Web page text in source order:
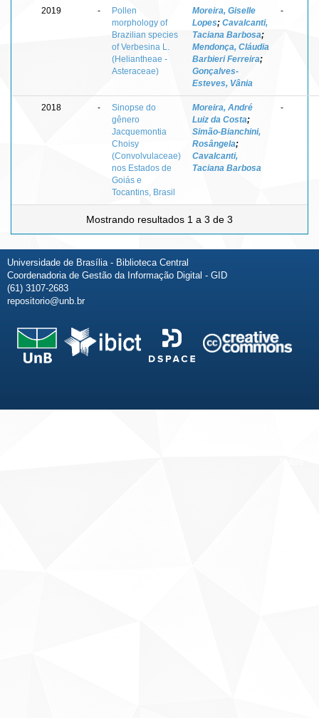
2019 -
Pollen
morphology of
Brazilian species
of Verbesina L.
(Heliantheae -
Asteraceae)
Moreira, Giselle
Lopes; Cavalcanti,
Taciana Barbosa;
Mendonça, Cláudia
Barbieri Ferreira;
Gonçalves-
Esteves, Vânia
-
2018 -
Sinopse do
gênero
Jacquemontia
Choisy
(Convolvulaceae)
nos Estados de
Goiás e
Tocantins, Brasil
Moreira, André
Luiz da Costa;
Simão-Bianchini,
Rosângela;
Cavalcanti,
Taciana Barbosa
-
Mostrando resultados 1 a 3 de 3
Universidade de Brasília - Biblioteca Central
Coordenadoria de Gestão da Informação Digital - GID
(61) 3107-2683
repositorio@unb.br